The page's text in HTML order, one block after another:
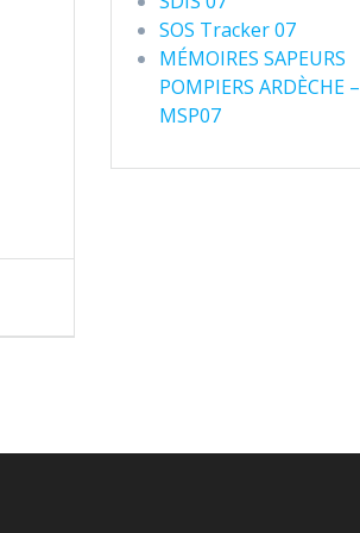
SOS Tracker 07
MÉMOIRES SAPEURS
POMPIERS ARDÈCHE –
MSP07